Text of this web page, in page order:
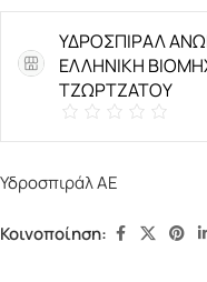
ΥΔΡΟΣΠΙΡΑΛ
ΕΛΛΗΝΙΚΗ
ΤΖΩΡΤΖΑΤΟΥ
Υδροσπιράλ ΑΕ
Κοινοποίηση: